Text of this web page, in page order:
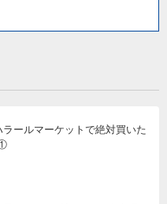
ラールマーケットで絶対買いた